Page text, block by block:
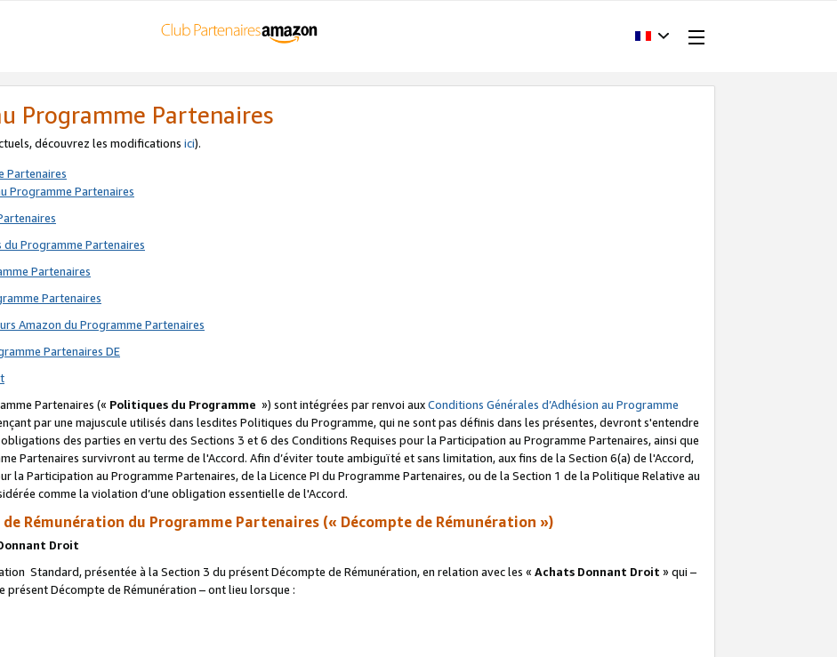
Programme Partenaires
découvrez les modifications ici).
Partenaires
Programme Partenaires
Programme Partenaires
Partenaires
Partenaires
Amazon du Programme Partenaires
Partenaires DE
Partenaires (« Politiques du Programme ») sont intégrées par renvoi auxConditions Générales d’Adhésion au Programme
par une majuscule utilisés dans lesdites Politiques du Programme, qui ne sont pas définis dans les présentes, devront s'entendre
des parties en vertu des Sections 3 et 6 des Conditions Requises pour la Participation au Programme Partenaires, ainsi que
Partenaires survivront au terme de l'Accord. Afin d’éviter toute ambiguïté et sans limitation, aux fins de la Section 6(a) de l'Accord,
la Participation au Programme Partenaires, de la Licence PI du Programme Partenaires, ou de la Section 1 de la Politique Relative au
comme la violation d’une obligation essentielle de l'Accord.
de Rémunération du Programme Partenaires (« Décompte de Rémunération »)
Droit
Standard, présentée à la Section 3 du présent Décompte de Rémunération, en relation avec les « Achats Donnant Droit » qui –
présent Décompte de Rémunération – ont lieu lorsque :